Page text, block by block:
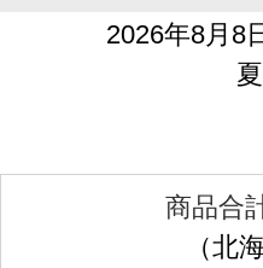
2026年8月8
商品合
（北